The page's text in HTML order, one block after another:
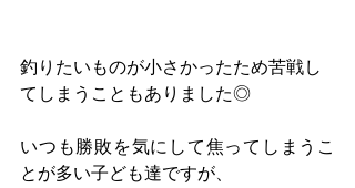
釣りたいものが小さかったため苦戦し
てしまうこともありました◎
いつも勝敗を気にして焦ってしまうこ
とが多い子ども達ですが、